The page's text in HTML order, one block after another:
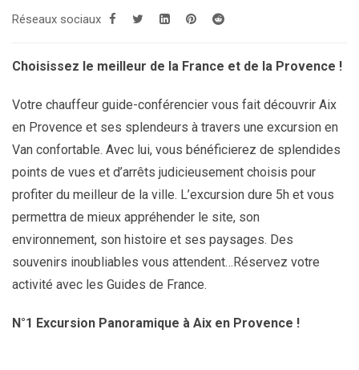
Réseaux sociaux
Choisissez le meilleur de la France et de la Provence !
Votre chauffeur guide-conférencier vous fait découvrir Aix
en Provence et ses splendeurs à travers une excursion en
Van confortable. Avec lui, vous bénéficierez de splendides
points de vues et d’arrêts judicieusement choisis pour
profiter du meilleur de la ville. L’excursion dure 5h et vous
permettra de mieux appréhender le site, son
environnement, son histoire et ses paysages. Des
souvenirs inoubliables vous attendent…Réservez votre
activité avec les Guides de France.
N°1 Excursion Panoramique à Aix en Provence !